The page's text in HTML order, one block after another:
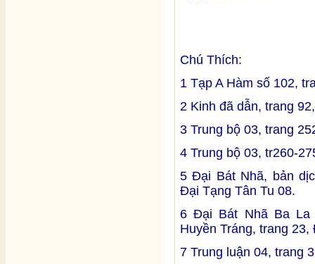
Chú Thích:
1 Tạp A Hàm số 102,
2 Kinh đã dẫn, trang
3 Trung bộ 03, trang
4 Trung bộ 03, tr260-
5 Đại Bát Nhã, bản
Đại Tạng Tân Tu 08.
6 Đại Bát Nhã Ba La
Huyền Tráng, trang
7 Trung luận 04, trang